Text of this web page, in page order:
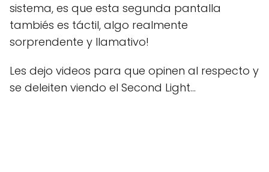
sistema, es que esta segunda pantalla
tambiés es táctil, algo realmente
sorprendente y llamativo!
Les dejo videos para que opinen al respecto y
se deleiten viendo el Second Light...